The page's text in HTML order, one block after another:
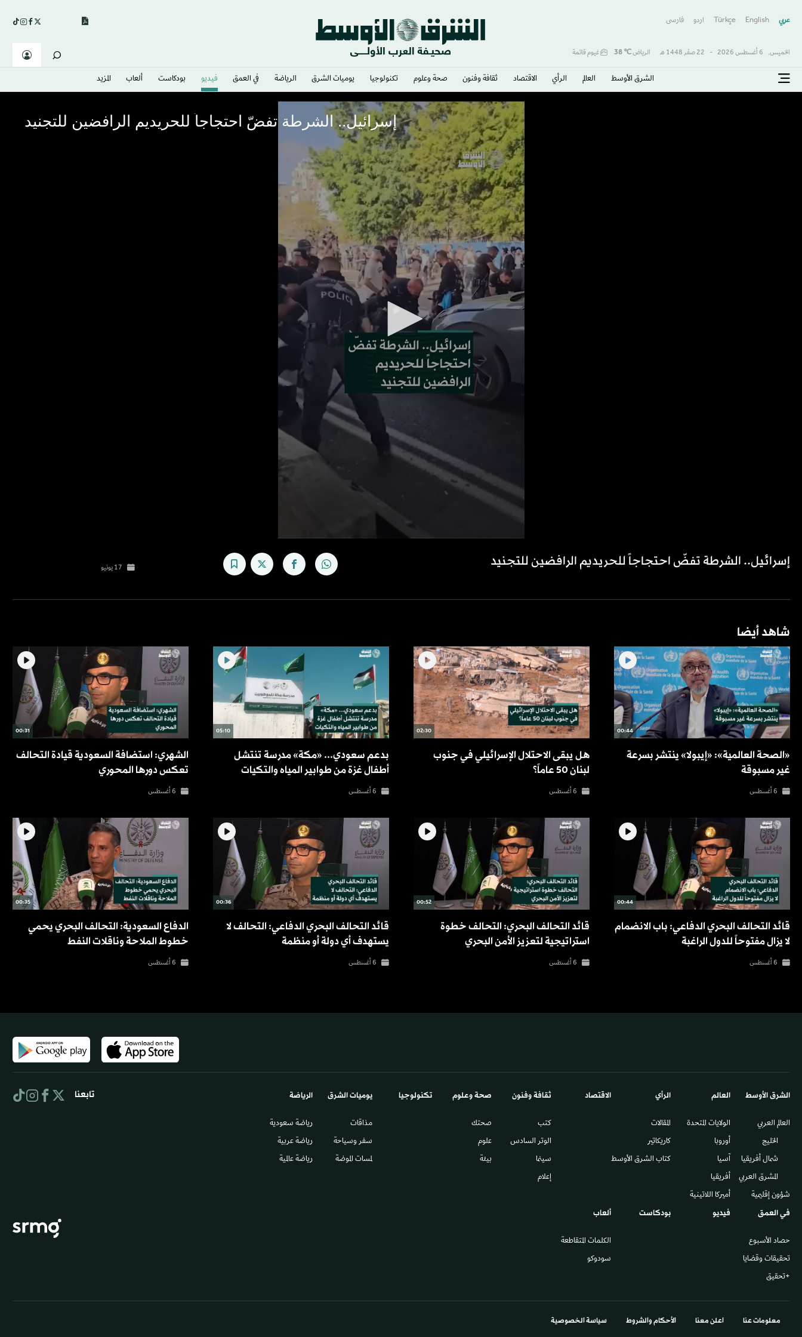
عربي English
Türkçe اردو فارسى
الخميس, 6 أغسطس 2026 - 22 صفَر 1448 هـ الرياض℃
38 غيوم قاتمة
الشرق الأوسط​ العالم الرأي الاقتصاد ثقافة وفنون صحة وعلوم تكنولوجيا يوميات الشرق​ الرياضة في العمق فيديو بودكاست ألعاب المزيد
إسرائيل.. الشرطة تفضّ احتجاجاً للحريديم الرافضين للتجنيد
secondsVolume
إسرائيل.. الشرطة تفضّ احتجاجاً للحريديم الرافضين للتجنيد 17 يونيو
شاهد أيضا
00:44
«الصحة العالمية»: «إيبولا» ينتشر بسرعة
غير مسبوقة
6 أغسطس
02:30
هل يبقى الاحتلال الإسرائيلي في جنوب
لبنان 50 عاماً؟
6 أغسطس
05:10
بدعم سعودي... «مكة» مدرسة تنتشل
أطفال غزة من طوابير المياه والتكيات
6 أغسطس
00:31
الشهري: استضافة السعودية قيادة التحالف
تعكس دورها المحوري
6 أغسطس
00:44
قائد التحالف البحري الدفاعي: باب الانضمام
لا يزال مفتوحاً للدول الراغبة
6 أغسطس
00:52
قائد التحالف البحري: التحالف خطوة
استراتيجية لتعزيز الأمن البحري
6 أغسطس
00:36
قائد التحالف البحري الدفاعي: التحالف لا
يستهدف أي دولة أو منظمة
6 أغسطس
00:35
الدفاع السعودية: التحالف البحري يحمي
خطوط الملاحة وناقلات النفط
6 أغسطس
الشرق الأوسط​
العالم العربي
الخليج
شمال أفريقيا
المشرق العربي
شؤون إقليمية
العالم
الولايات المتحدة
أوروبا
آسيا
أفريقيا
أميركا اللاتينية
الرأي
المقالات
كاريكاتير
كتاب الشرق الأوسط
الاقتصاد ثقافة وفنون
كتب
الوتر السادس​
سينما
إعلام
صحة وعلوم
صحتك
علوم
بيئة
تكنولوجيا يوميات الشرق​
مذاقات
سفر وسياحة
لمسات الموضة
الرياضة
رياضة سعودية
رياضة عربية
رياضة عالمية
في العمق
حصاد الأسبوع
تحقيقات وقضايا
+تحقيق
فيديو بودكاست ألعاب
الكلمات المتقاطعة
سودوكو
تابعنا
معلومات عنا اعلن معنا الأحكام والشروط سياسة الخصوصية